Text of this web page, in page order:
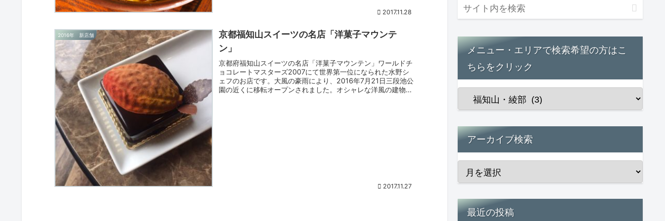
2017.11.28
2016年 新店舗
京都福知山スイーツの名店「洋菓子マウンテ
ン」
京都府福知山スイーツの名店「洋菓子マウンテン」ワールドチ
ョコレートマスターズ2007にて世界第一位になられた水野シ
ェフのお店です。大風の豪雨により、2016年7月21日三段池公
園の近くに移転オープンされました。オシャレな洋風の建物が
2017.11.27
メニュー・エリアで検索希望の方はこ
ちらをクリック
アーカイブ検索
最近の投稿